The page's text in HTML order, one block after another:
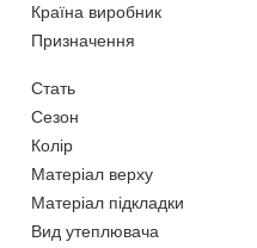
Країна виробник
Призначення
Стать
Сезон
Колір
Матеріал верху
Матеріал підкладки
Вид утеплювача